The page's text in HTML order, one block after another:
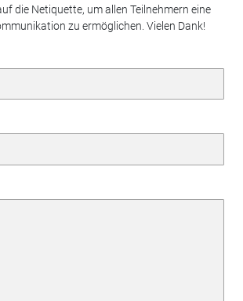
die Netiquette, um allen Teilnehmern eine
zu ermöglichen. Vielen Dank!